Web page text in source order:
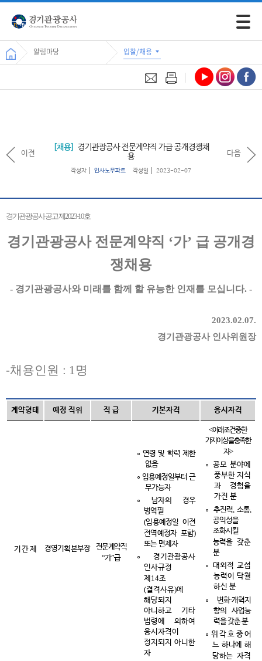
모바일
알림마당 입찰/채용
채용
경기관광공사 전문계약직 가급 공개경쟁채
용
작성자 인사노무파트 작성일 2023-02-07
이전 다음
경기관광공사 공고 제2023-10호
경기관광공사 전문계약직 ‘가’ 급 공개경
쟁채용
- 경기관광공사와 미래를 함께 할 유능한 인재를 모십니다. -
2023.02.07.
경기관광공사 인사위원장
-채용인원 : 1명
계약형태 예정 직위 직 급 기본자격 응시자격
기 간 제 경영기획본부장
전문계약직
“가”급
∘연령 및 학력 제한
없음
∘ 임용예정일부터 근
무가능자
∘남자의 경우
병역필
(임용예정일 이전
전역예정자 포함)
또는 면제자
∘경기관광공사
인사규정
제 14조
(결격사유)에
해당되지
아니하고 기타
법령에 의하여
응시자격이
정지되지 아니한
자
<아래 조건 중 한
가지 이상을 충족한
자>
∘ 공모 분야에
풍부한 지식
과 경험을
가진 분
∘ 추진력,소통,
공익성을
조화시킬
능력을 갖춘
분
∘ 대외적 교섭
능력이 탁월
하신 분
∘ 변화·개혁지
향의 사업능
력을 갖춘 분
∘위 각 호 중 어
느 하나에 해
당하는 자격